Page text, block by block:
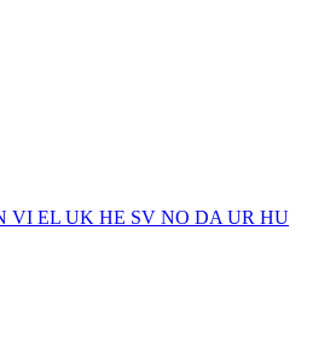
VI EL UK HE SV NO DA UR HU